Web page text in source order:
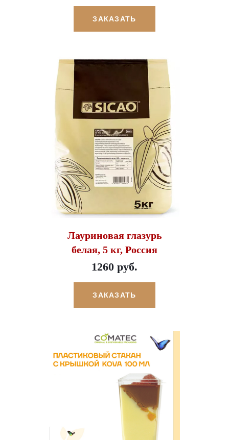
ЗАКАЗАТЬ
Лауриновая глазурь
белая, 5 кг, Россия
1260 руб.
ЗАКАЗАТЬ